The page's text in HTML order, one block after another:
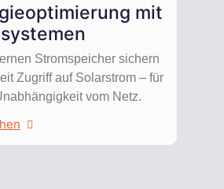
mit
Stromspeicher sichern
Zugriff auf Solarstrom – für
vom Netz.